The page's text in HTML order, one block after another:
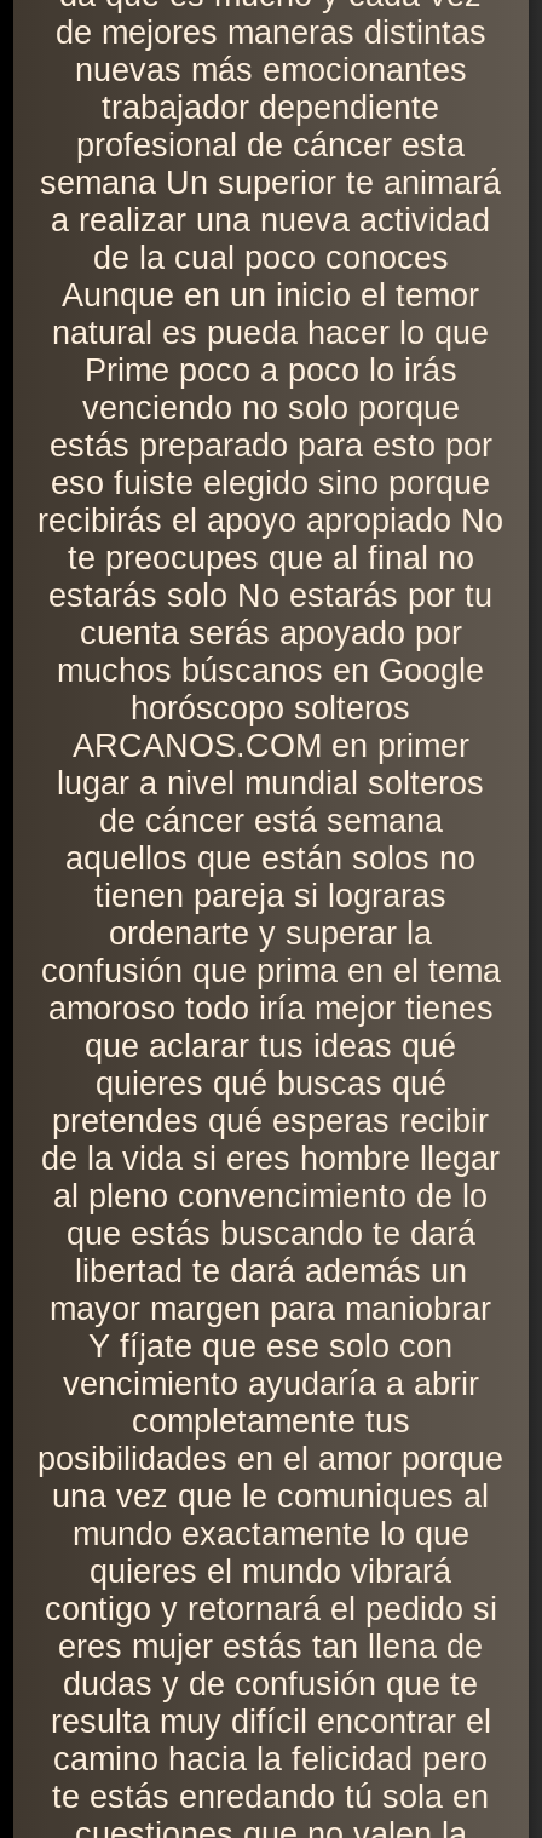
de mejores maneras distintas
nuevas más emocionantes
trabajador dependiente
profesional de cáncer esta
semana Un superior te animará
a realizar una nueva actividad
de la cual poco conoces
Aunque en un inicio el temor
natural es pueda hacer lo que
Prime poco a poco lo irás
venciendo no solo porque
estás preparado para esto por
eso fuiste elegido sino porque
recibirás el apoyo apropiado No
te preocupes que al final no
estarás solo No estarás por tu
cuenta serás apoyado por
muchos búscanos en Google
horóscopo solteros
ARCANOS.COM en primer
lugar a nivel mundial solteros
de cáncer está semana
aquellos que están solos no
tienen pareja si lograras
ordenarte y superar la
confusión que prima en el tema
amoroso todo iría mejor tienes
que aclarar tus ideas qué
quieres qué buscas qué
pretendes qué esperas recibir
de la vida si eres hombre llegar
al pleno convencimiento de lo
que estás buscando te dará
libertad te dará además un
mayor margen para maniobrar
Y fíjate que ese solo con
vencimiento ayudaría a abrir
completamente tus
posibilidades en el amor porque
una vez que le comuniques al
mundo exactamente lo que
quieres el mundo vibrará
contigo y retornará el pedido si
eres mujer estás tan llena de
dudas y de confusión que te
resulta muy difícil encontrar el
camino hacia la felicidad pero
te estás enredando tú sola en